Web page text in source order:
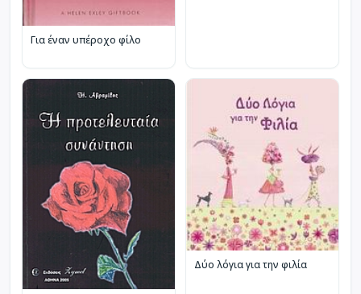
Για έναν υπέροχο φίλο
Δύο λόγια για την φιλία